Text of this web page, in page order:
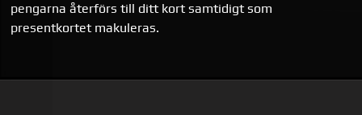
pengarna återförs till ditt kort samtidigt som
presentkortet makuleras.